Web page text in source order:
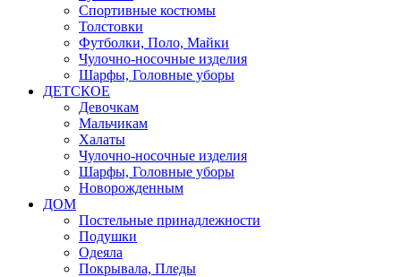
Спортивные костюмы
Толстовки
Футболки, Поло, Майки
Чулочно-носочные изделия
Шарфы, Головные уборы
ДЕТСКОЕ
Девочкам
Мальчикам
Халаты
Чулочно-носочные изделия
Шарфы, Головные уборы
Новорожденным
ДОМ
Постельные принадлежности
Подушки
Одеяла
Покрывала, Пледы